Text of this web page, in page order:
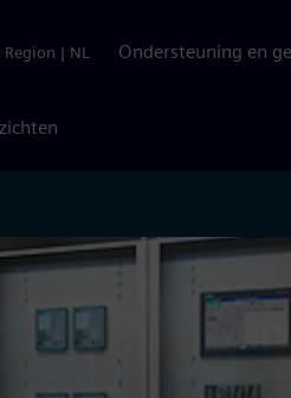
Region | NL Ondersteuning en